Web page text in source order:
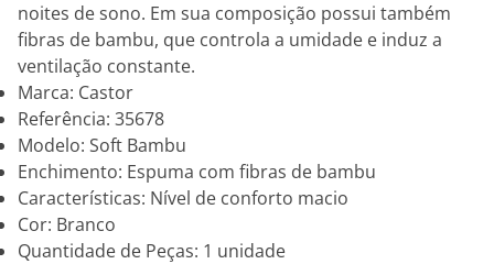
noites de sono. Em sua composição possui também
fibras de bambu, que controla a umidade e induz a
ventilação constante.
Marca: Castor
Referência: 35678
Modelo: Soft Bambu
Enchimento: Espuma com fibras de bambu
Características: Nível de conforto macio
Cor: Branco
Quantidade de Peças: 1 unidade